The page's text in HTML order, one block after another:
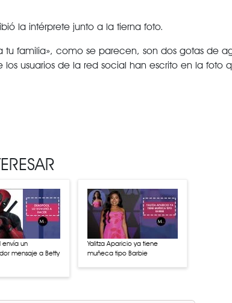
la intérprete junto a la tierna foto.
tu familia», como se parecen, son dos gotas de
los usuarios de la red social han escrito en la
un
mensaje a Betty
Yalitza Aparicio ya tiene
muñeca tipo Barbie